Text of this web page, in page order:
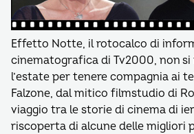
Effetto Notte, il rotocalco di
cinematografica di Tv2000, non
l’estate per tenere compagnia ai
Falzone, dal mitico filmstudio di
viaggio tra le storie di cinema di
riscoperta di alcune delle migliori